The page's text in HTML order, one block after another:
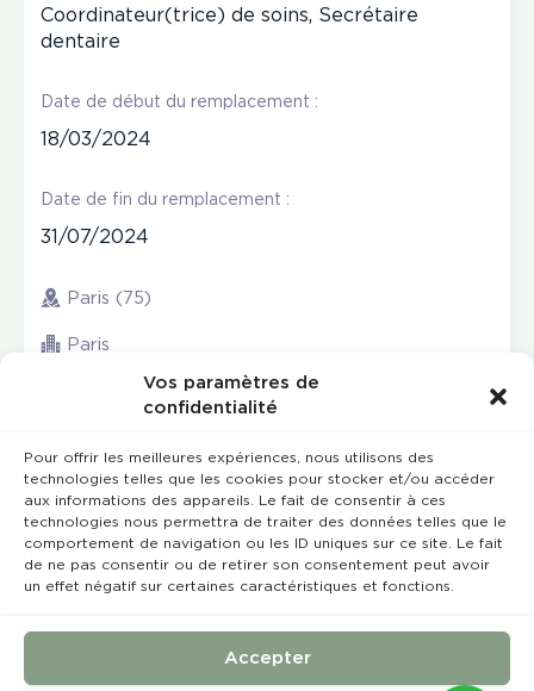
Vos paramètres de
confidentialité
Pour offrir les meilleures expériences, nous utilisons des
technologies telles que les cookies pour stocker et/ou accéder
aux informations des appareils. Le fait de consentir à ces
technologies nous permettra de traiter des données telles que le
comportement de navigation ou les ID uniques sur ce site. Le fait
de ne pas consentir ou de retirer son consentement peut avoir
un effet négatif sur certaines caractéristiques et fonctions.
Accepter
Coordinateur(trice) de soins, Secrétaire
dentaire
Date de début du remplacement :
18/03/2024
Date de fin du remplacement :
31/07/2024
Paris (75)
Paris
Rempla’Dentaire © 2023 Tous droits réservés
Conception et réalisation :